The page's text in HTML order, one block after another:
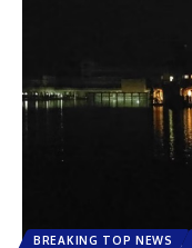
BREAKING TOP NEWS